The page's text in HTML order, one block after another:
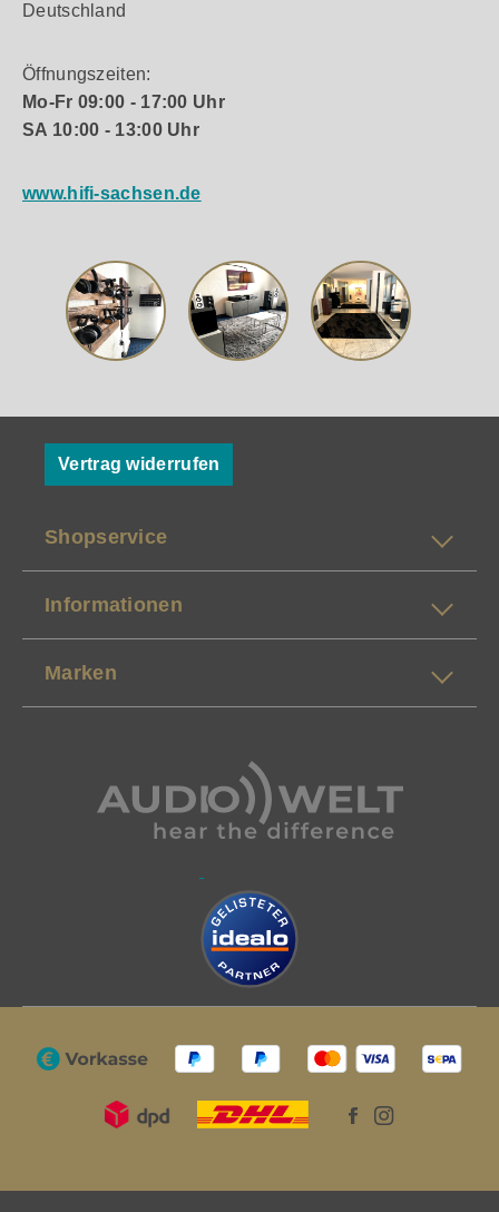
Deutschland
Öffnungszeiten:
Mo-Fr 09:00 - 17:00 Uhr
SA 10:00 - 13:00 Uhr
www.hifi-sachsen.de
Vertrag widerrufen
Shopservice
Informationen
Marken